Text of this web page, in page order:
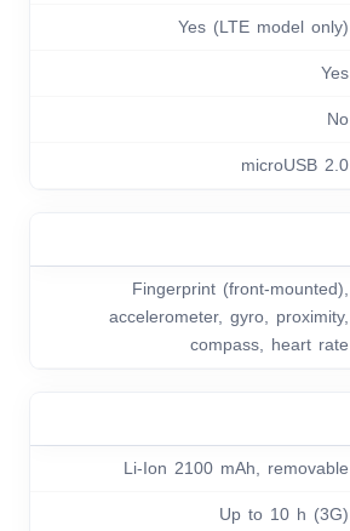
Yes (LTE model only)
Yes
No
microUSB 2.0
Fingerprint (front-mounted),
accelerometer, gyro, proximity,
compass, heart rate
Li-Ion 2100 mAh, removable
Up to 10 h (3G)